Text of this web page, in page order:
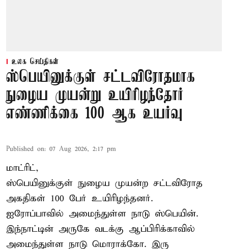
உலக செய்திகள்
ஸ்பெயினுக்குள் சட்டவிரோதமாக
நுழைய முயன்று உயிரிழந்தோர்
எண்ணிக்கை 100 ஆக உயர்வு
Published on: 07 Aug 2026, 2:17 pm
மாட்ரிட்,
ஸ்பெயினுக்குள் நுழைய முயன்ற சட்டவிரோத
அகதிகள் 100 பேர் உயிரிழந்தனர்.
ஐரோப்பாவில் அமைந்துள்ள நாடு ஸ்பெயின்.
இந்நாட்டின் அருகே வடக்கு ஆப்பிரிக்காவில்
அமைந்துள்ள நாடு மொராக்கோ. இரு